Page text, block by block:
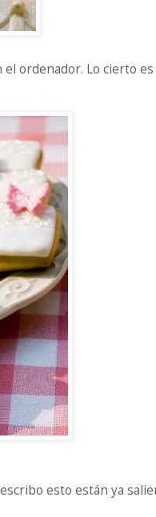
ordenador. Lo cierto
esto están ya